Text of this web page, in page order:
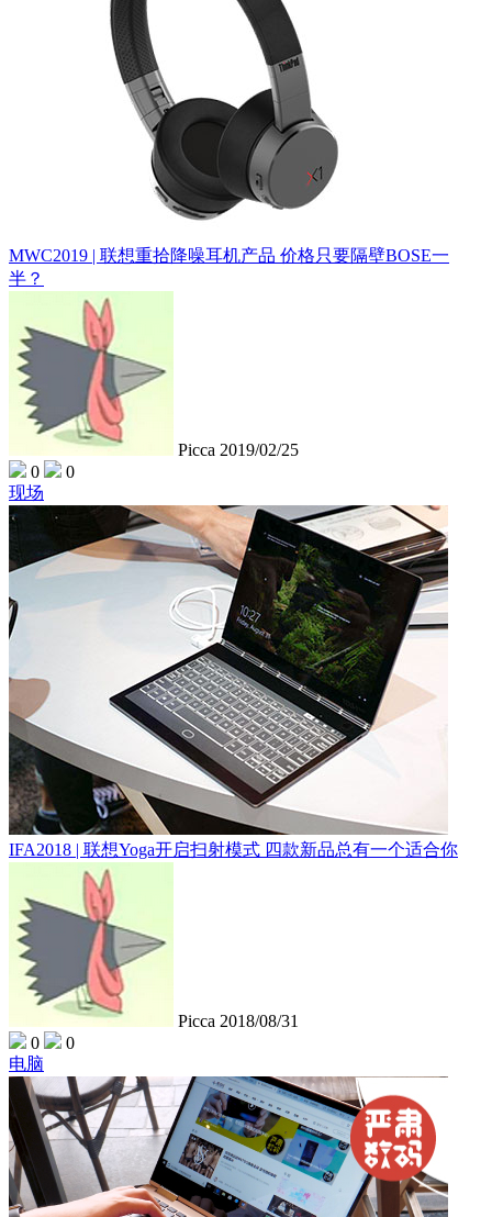
MWC2019 | 联想重拾降噪耳机产品 价格只要隔壁BOSE一
半？
Picca 2019/02/25
0
0
现场
IFA2018 | 联想Yoga开启扫射模式 四款新品总有一个适合你
Picca 2018/08/31
0
0
电脑